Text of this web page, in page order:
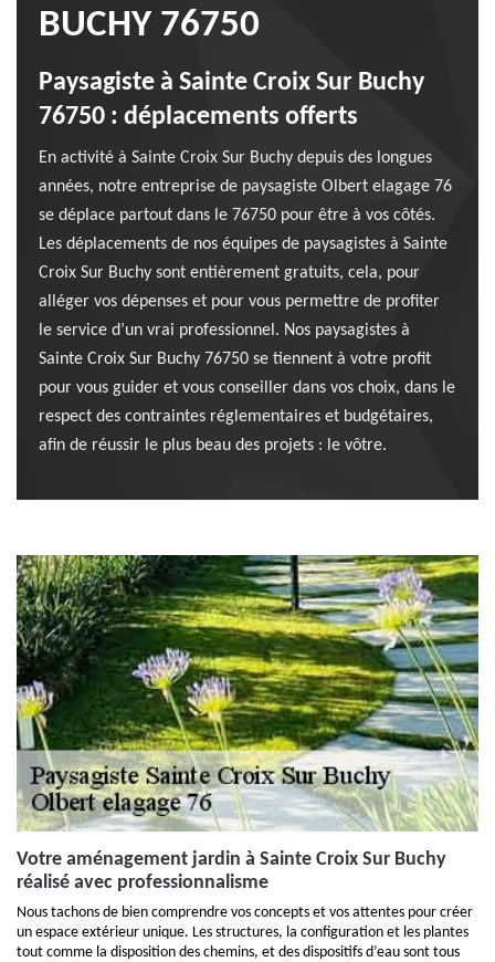
BUCHY 76750
Paysagiste à Sainte Croix Sur Buchy
76750 : déplacements offerts
En activité à Sainte Croix Sur Buchy depuis des longues
années, notre entreprise de paysagiste Olbert elagage 76
se déplace partout dans le 76750 pour être à vos côtés.
Les déplacements de nos équipes de paysagistes à Sainte
Croix Sur Buchy sont entièrement gratuits, cela, pour
alléger vos dépenses et pour vous permettre de profiter
le service d’un vrai professionnel. Nos paysagistes à
Sainte Croix Sur Buchy 76750 se tiennent à votre profit
pour vous guider et vous conseiller dans vos choix, dans le
respect des contraintes réglementaires et budgétaires,
afin de réussir le plus beau des projets : le vôtre.
Votre aménagement jardin à Sainte Croix Sur Buchy
réalisé avec professionnalisme
Nous tachons de bien comprendre vos concepts et vos attentes pour créer
un espace extérieur unique. Les structures, la configuration et les plantes
tout comme la disposition des chemins, et des dispositifs d’eau sont tous